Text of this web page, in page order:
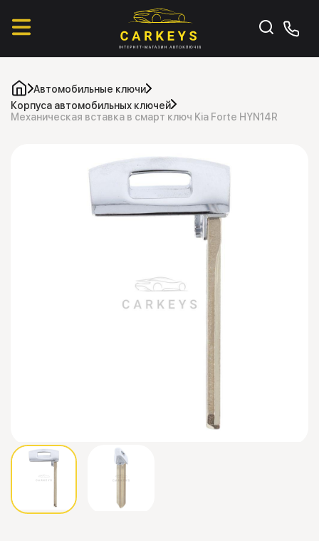
Автомобильные ключи
Корпуса автомобильных ключей
Механическая вставка в смарт ключ Kia Forte HYN14R